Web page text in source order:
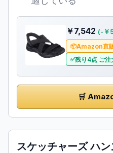
￥7,542 (-￥
Amazon直
残り4点 ご注
🛒
スケッチャーズ ハ